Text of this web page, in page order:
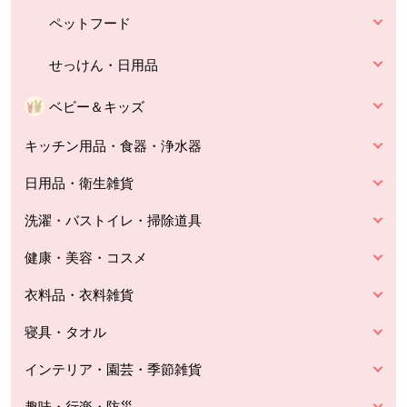
ペットフード
せっけん・日用品
ベビー＆キッズ
キッチン用品・食器・浄水器
日用品・衛生雑貨
洗濯・バストイレ・掃除道具
健康・美容・コスメ
衣料品・衣料雑貨
寝具・タオル
インテリア・園芸・季節雑貨